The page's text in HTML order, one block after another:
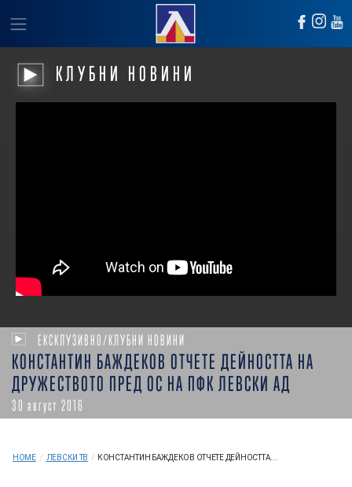
КЛУБНИ НОВИНИ
ЕКСКЛУЗИВНО/КЛУБНИ НОВИНИ
КОНСТАНТИН БАЖДЕКОВ ОТЧЕТЕ ДЕЙНОСТТА НА
ДРУЖЕСТВОТО ПРЕД ОС НА ПФК ЛЕВСКИ АД
30 август 2016
HOME / ЛЕВСКИ ТВ / КОНСТАНТИН БАЖДЕКОВ ОТЧЕТЕ ДЕЙНОСТТА...